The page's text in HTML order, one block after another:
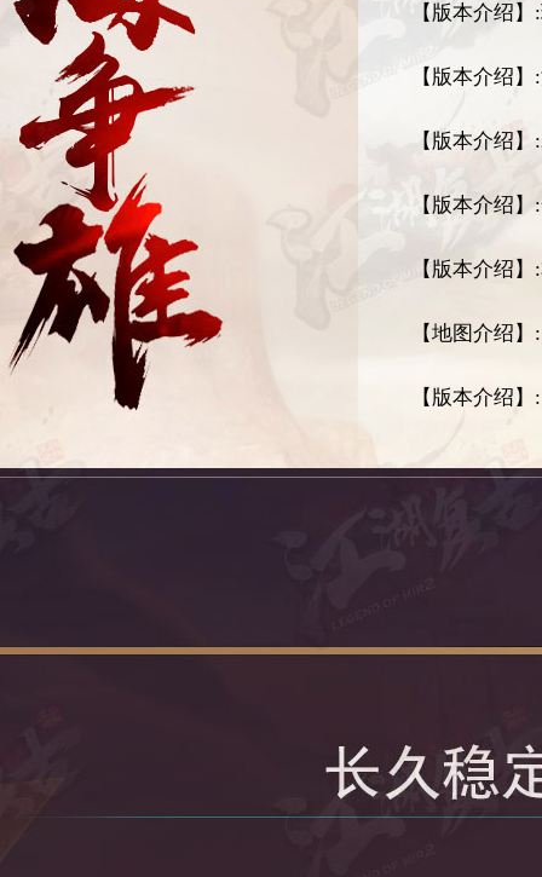
【版本介绍
【版本介绍
【版本介绍
【版本介绍
【版本介绍
【地图介绍
【版本介绍